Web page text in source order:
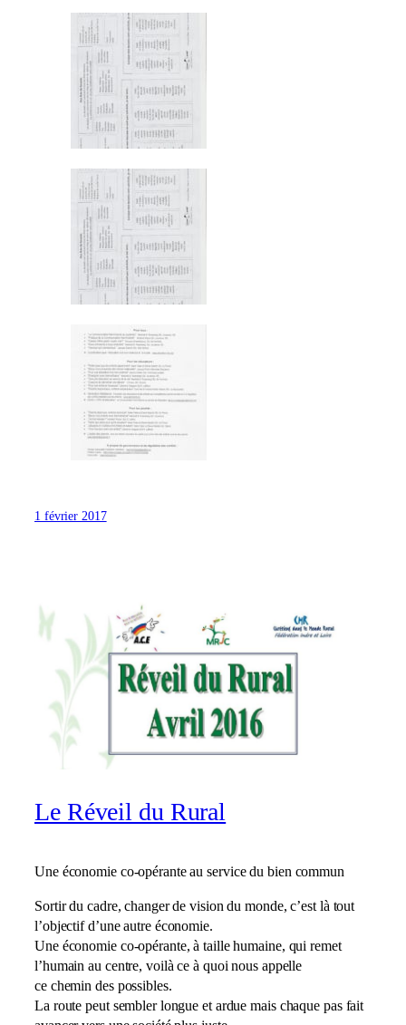
1 février 2017
Le Réveil du Rural
Une économie co-opérante au service du bien commun
Sortir du cadre, changer de vision du monde, c’est là tout
l’objectif d’une autre économie.
Une économie co-opérante, à taille humaine, qui remet
l’humain au centre, voilà ce à quoi nous appelle
ce chemin des possibles.
La route peut sembler longue et ardue mais chaque pas fait